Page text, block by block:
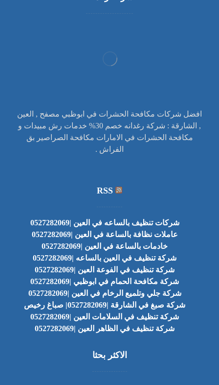
افضل شركات مكافحة الحشرات في ابوظبي مصفح , العين
, الشارقة : شركة رغدانه خصم 30% خدمات رش مبيدات و
مكافحة الحشرات في الامارات مكافحة الصراصير بق
الفراش .
RSS
شركات تنظيف بالساعه في العين |0527282069
عاملات نظافة بالساعة في العين |0527282069
خادمات بالساعة في العين |0527282069
شركة تنظيف في العين بالساعه |0527282069
شركة تنظيف في الفوعة العين |0527282069
شركة مكافحة الحمام في ابوظبي |0527282069
شركة جلي وتلميع الرخام في العين |0527282069
شركة صبغ في الشارقة |0527282069| صباغ رخيص
شركة تنظيف في السلامات العين |0527282069
شركة تنظيف في الظاهر العين |0527282069
الاكثر بحثا